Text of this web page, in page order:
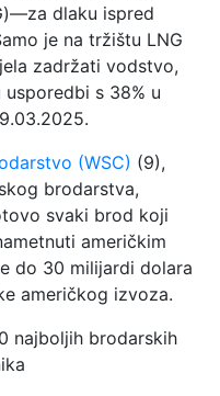
dlaku ispred
je na tržištu LNG
zadržati vodstvo,
s 38% u
(WSC) (9),
brodarstva,
svaki brod koji
američkim
do 30 milijardi dolara
američkog izvoza.
najboljih brodarskih